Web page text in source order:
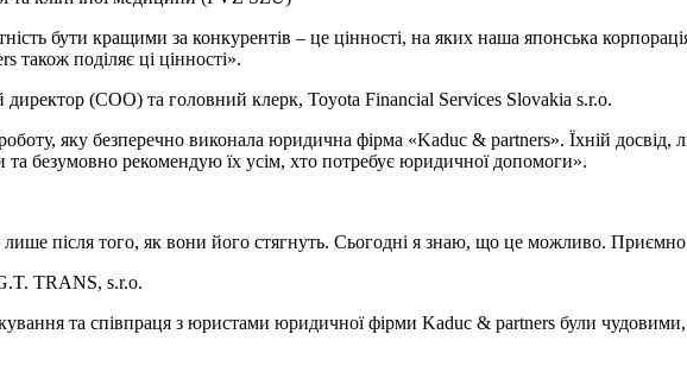
бути кращими за конкурентів – це цінності, на яких наша японська
поділяє ці цінності».
(COO) та головний клерк, Toyota Financial Services Slovakia s.r.o.
яку безперечно виконала юридична фірма «Kaduc & partners». Їхній досвід,
безумовно рекомендую їх усім, хто потребує юридичної допомоги».
після того, як вони його стягнуть. Сьогодні я знаю, що це можливо.
TRANS, s.r.o.
та співпраця з юристами юридичної фірми Kaduc & partners були